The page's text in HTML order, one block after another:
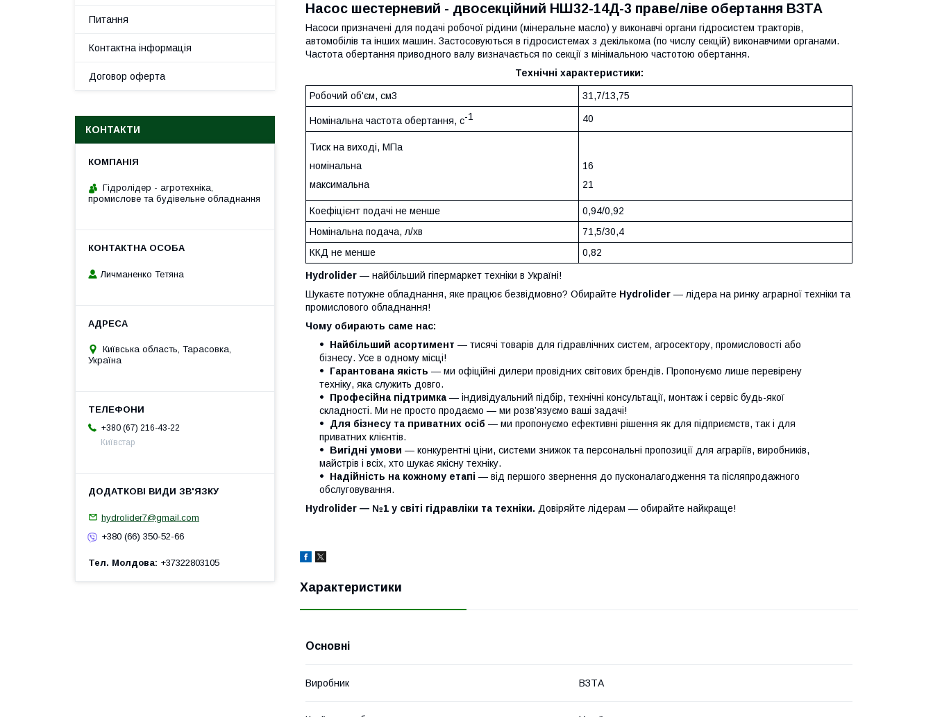
Насос шестерневий - двосекційний НШ32-14Д-3 праве/ліве обертання ВЗТА
Насоси призначені для подачі робочої рідини (мінеральне масло) у виконавчі органи гідросистем тракторів,
автомобілів та інших машин. Застосовуються в гідросистемах з декількома (по числу секцій) виконавчими органами.
Частота обертання приводного валу визначається по секції з мінімальною частотою обертання.
Технічні характеристики:
Робочий об'єм, см3 31,7/13,75
Номінальна частота обертання, с-1 40
Тиск на виході, МПа
номінальна
максимальна
16
21
Коефіцієнт подачі не менше
0,94/0,92
Номінальна подача, л/хв
71,5/30,4
ККД не менше
0,82
Hydrolider — найбільший гіпермаркет техніки в Україні!
Шукаєте потужне обладнання, яке працює безвідмовно? Обирайте Hydrolider — лідера на ринку аграрної техніки та
промислового обладнання!
Чому обирають саме нас:
Найбільший асортимент — тисячі товарів для гідравлічних систем, агросектору, промисловості або
бізнесу. Усе в одному місці!
Гарантована якість — ми офіційні дилери провідних світових брендів. Пропонуємо лише перевірену
техніку, яка служить довго.
Професійна підтримка — індивідуальний підбір, технічні консультації, монтаж і сервіс будь-якої
складності. Ми не просто продаємо — ми розв’язуємо ваші задачі!
Для бізнесу та приватних осіб — ми пропонуємо ефективні рішення як для підприємств, так і для
приватних клієнтів.
Вигідні умови — конкурентні ціни, системи знижок та персональні пропозиції для аграріїв, виробників,
майстрів і всіх, хто шукає якісну техніку.
Надійність на кожному етапі — від першого звернення до пусконалагодження та післяпродажного
обслуговування.
Hydrolider — №1 у світі гідравліки та техніки. Довіряйте лідерам — обирайте найкраще!
Характеристики
Основні
Виробник ВЗТА
Питання
Контактна інформація
Договор оферта
КОНТАКТИ
Гідролідер - агротехніка,
промислове та будівельне обладнання
Личманенко Тетяна
Київська область, Тарасовка,
Україна
+380 (67) 216-43-22
Київстар
hydrolider7@gmail.com
+380 (66) 350-52-66
Тел. Молдова +37322803105